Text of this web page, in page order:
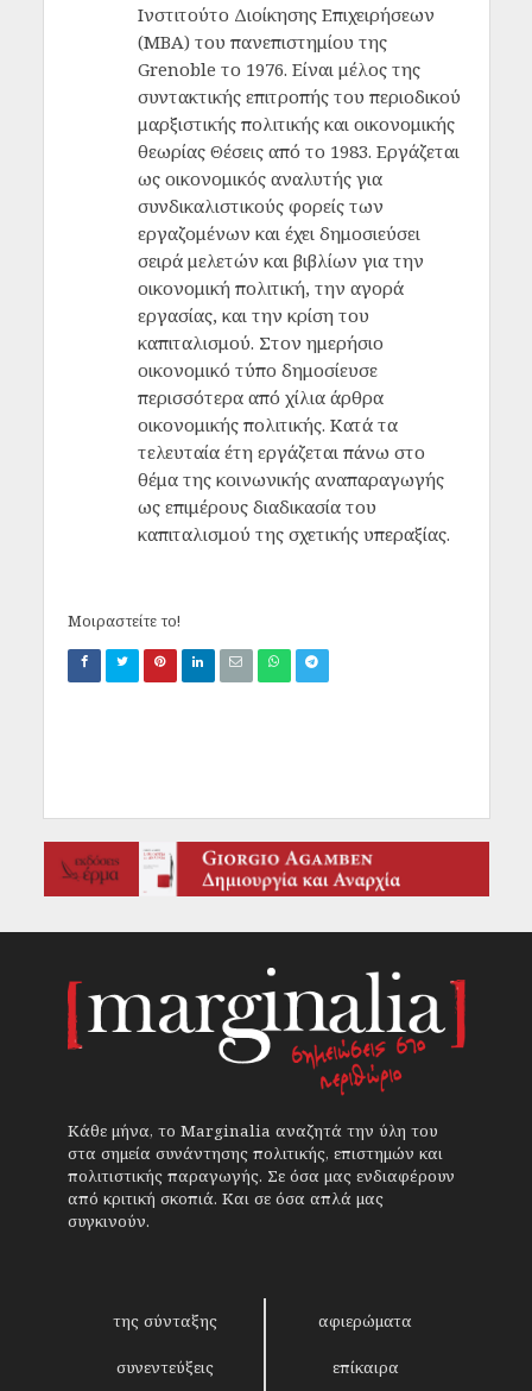
Ινστιτούτο Διοίκησης Επιχειρήσεων
(MΒΑ) του πανεπιστημίου της
Grenoble το 1976. Είναι μέλος της
συντακτικής επιτροπής του περιοδικού
μαρξιστικής πολιτικής και οικονομικής
θεωρίας Θέσεις από το 1983. Εργάζεται
ως οικονομικός αναλυτής για
συνδικαλιστικούς φορείς των
εργαζομένων και έχει δημοσιεύσει
σειρά μελετών και βιβλίων για την
οικονομική πολιτική, την αγορά
εργασίας, και την κρίση του
καπιταλισμού. Στον ημερήσιο
οικονομικό τύπο δημοσίευσε
περισσότερα από χίλια άρθρα
οικονομικής πολιτικής. Κατά τα
τελευταία έτη εργάζεται πάνω στο
θέμα της κοινωνικής αναπαραγωγής
ως επιμέρους διαδικασία του
καπιταλισμού της σχετικής υπεραξίας.
Μοιραστείτε το!
Κάθε μήνα, το Marginalia αναζητά την ύλη του
στα σημεία συνάντησης πολιτικής, επιστημών και
πολιτιστικής παραγωγής. Σε όσα μας ενδιαφέρουν
από κριτική σκοπιά. Και σε όσα απλά μας
συγκινούν.
της σύνταξης αφιερώματα
συνεντεύξεις επίκαιρα